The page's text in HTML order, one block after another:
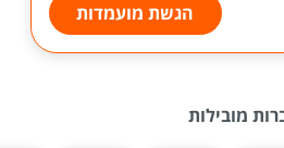
הגשת מועמדות
מובילות